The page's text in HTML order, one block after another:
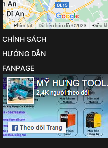
CHÍNH SÁCH
HƯỚNG DẪN
FANPAGE